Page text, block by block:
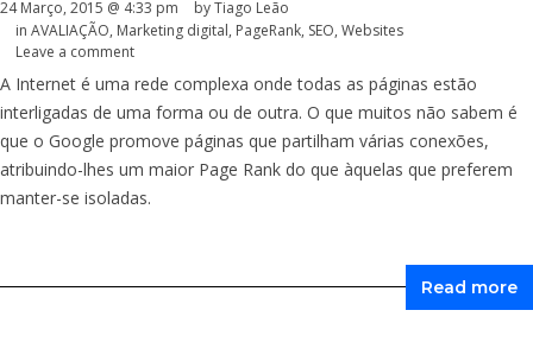
24 Março, 2015 @ 4:33 pm
by Tiago Leão
in AVALIAÇÃO, Marketing digital, PageRank, SEO, Websites
Leave a comment
A Internet é uma rede complexa onde todas as páginas estão
interligadas de uma forma ou de outra. O que muitos não sabem é
que o Google promove páginas que partilham várias conexões,
atribuindo-lhes um maior Page Rank do que àquelas que preferem
manter-se isoladas.
Read more